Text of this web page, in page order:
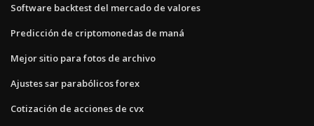
Software backtest del mercado de valores
Predicción de criptomonedas de maná
Mejor sitio para fotos de archivo
Ajustes sar parabólicos forex
Cotización de acciones de cvx